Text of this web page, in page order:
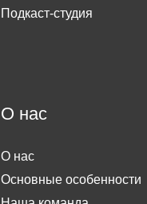
Подкаст-студия
О нас
О нас
Основные особенности